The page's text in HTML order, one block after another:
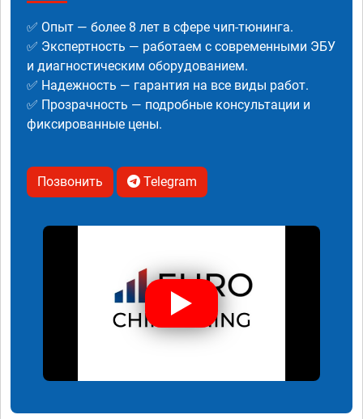
✅ Опыт — более 8 лет в сфере чип-тюнинга.
✅ Экспертность — работаем с современными ЭБУ
и диагностическим оборудованием.
✅ Надежность — гарантия на все виды работ.
✅ Прозрачность — подробные консультации и
фиксированные цены.
Позвонить Telegram